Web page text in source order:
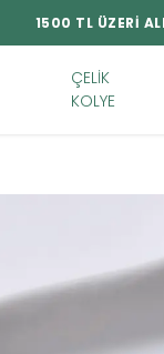
1500 TL ÜZERİ
ÇELİK
KOLYE